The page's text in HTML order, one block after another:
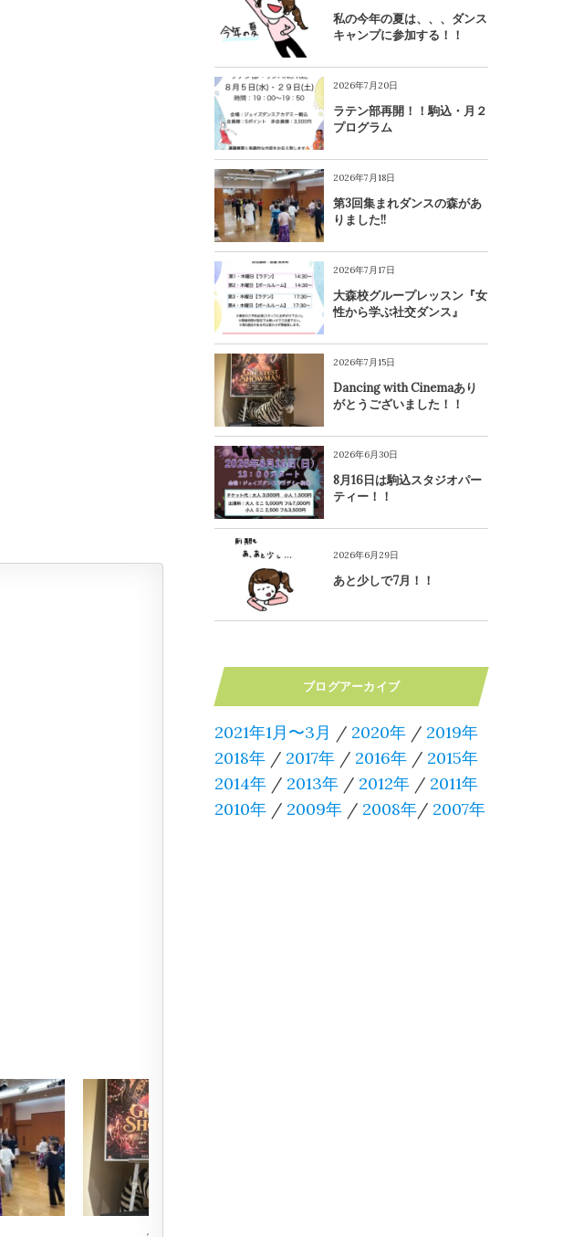
私の今年の夏は、、、ダンス
キャンプに参加する！！
2026年7月20日
ラテン部再開！！駒込・月２
プログラム
2026年7月18日
第3回集まれダンスの森があ
りました!!
2026年7月17日
大森校グループレッスン『女
性から学ぶ社交ダンス』
2026年7月15日
Dancing with Cinemaあり
がとうございました！！
2026年6月30日
8月16日は駒込スタジオパー
ティー！！
2026年6月29日
あと少しで7月！！
ブログアーカイブ
2021年1月〜3月 / 2020年 / 2019年
2018年 / 2017年 / 2016年 / 2015年
2014年 / 2013年 / 2012年 / 2011年
2010年 / 2009年 / 2008年/ 2007年